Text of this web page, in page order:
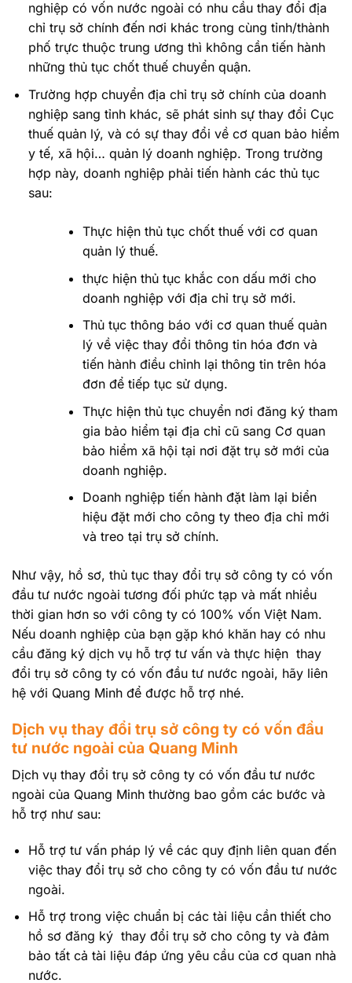
nghiệp có vốn nước ngoài có nhu cầu thay đổi địa
chỉ trụ sở chính đến nơi khác trong cùng tỉnh/thành
phố trực thuộc trung ương thì không cần tiến hành
những thủ tục chốt thuế chuyển quận.
Trường hợp chuyển địa chỉ trụ sở chính của doanh
nghiệp sang tỉnh khác, sẽ phát sinh sự thay đổi Cục
thuế quản lý, và có sự thay đổi về cơ quan bảo hiểm
y tế, xã hội… quản lý doanh nghiệp. Trong trường
hợp này, doanh nghiệp phải tiến hành các thủ tục
sau:
Thực hiện thủ tục chốt thuế với cơ quan
quản lý thuế.
thực hiện thủ tục khắc con dấu mới cho
doanh nghiệp với địa chỉ trụ sở mới.
Thủ tục thông báo với cơ quan thuế quản
lý về việc thay đổi thông tin hóa đơn và
tiến hành điều chỉnh lại thông tin trên hóa
đơn để tiếp tục sử dụng.
Thực hiện thủ tục chuyển nơi đăng ký tham
gia bảo hiểm tại địa chỉ cũ sang Cơ quan
bảo hiểm xã hội tại nơi đặt trụ sở mới của
doanh nghiệp.
Doanh nghiệp tiến hành đặt làm lại biển
hiệu đặt mới cho công ty theo địa chỉ mới
và treo tại trụ sở chính.
Như vậy, hồ sơ, thủ tục thay đổi trụ sở công ty có vốn
đầu tư nước ngoài tương đối phức tạp và mất nhiều
thời gian hơn so với công ty có 100% vốn Việt Nam.
Nếu doanh nghiệp của bạn gặp khó khăn hay có nhu
cầu đăng ký dịch vụ hỗ trợ tư vấn và thực hiện thay
đổi trụ sở công ty có vốn đầu tư nước ngoài, hãy liên
hệ với Quang Minh để được hỗ trợ nhé.
Dịch vụ thay đổi trụ sở công ty có vốn đầu
tư nước ngoài của Quang Minh
Dịch vụ thay đổi trụ sở công ty có vốn đầu tư nước
ngoài của Quang Minh thường bao gồm các bước và
hỗ trợ như sau:
Hỗ trợ tư vấn pháp lý về các quy định liên quan đến
việc thay đổi trụ sở cho công ty có vốn đầu tư nước
ngoài.
Hỗ trợ trong việc chuẩn bị các tài liệu cần thiết cho
hồ sơ đăng ký thay đổi trụ sở cho công ty và đảm
bảo tất cả tài liệu đáp ứng yêu cầu của cơ quan nhà
nước.